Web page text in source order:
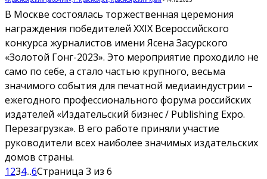
В Москве состоялась торжественная церемония
награждения победителей XXIX Всероссийского
конкурса журналистов имени Ясена Засурского
«Золотой Гонг-2023». Это мероприятие проходило не
само по себе, а стало частью крупного, весьма
значимого события для печатной медиаиндустрии –
ежегодного профессионального форума российских
издателей «Издательский бизнес / Publishing Expo.
Перезагрузка». В его работе приняли участие
руководители всех наиболее значимых издательских
домов страны.
1234...6Страница 3 из 6